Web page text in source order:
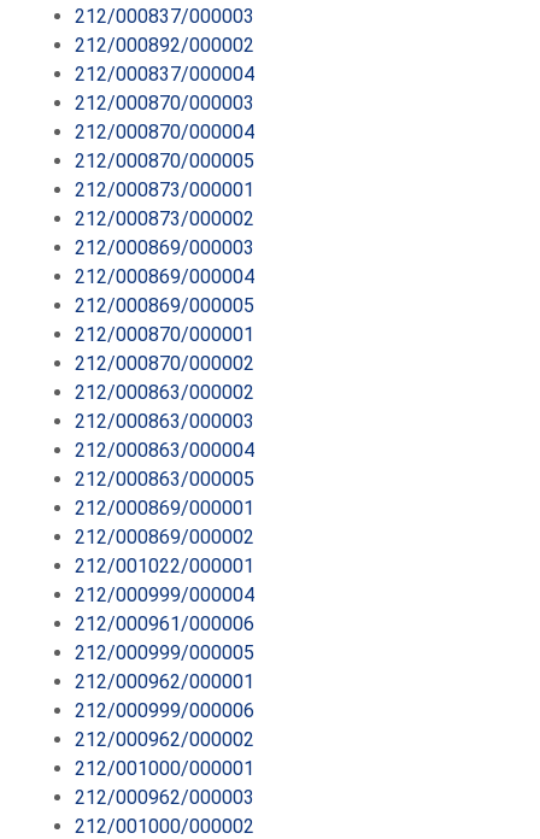
212/000837/000003
212/000892/000002
212/000837/000004
212/000870/000003
212/000870/000004
212/000870/000005
212/000873/000001
212/000873/000002
212/000869/000003
212/000869/000004
212/000869/000005
212/000870/000001
212/000870/000002
212/000863/000002
212/000863/000003
212/000863/000004
212/000863/000005
212/000869/000001
212/000869/000002
212/001022/000001
212/000999/000004
212/000961/000006
212/000999/000005
212/000962/000001
212/000999/000006
212/000962/000002
212/001000/000001
212/000962/000003
212/001000/000002